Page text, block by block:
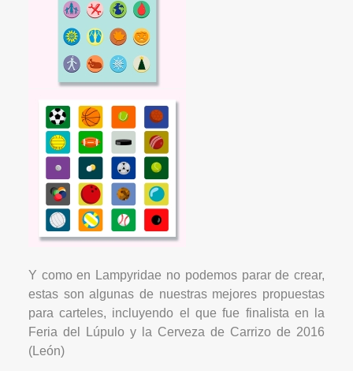
Y como en Lampyridae no podemos parar de crear,
estas son algunas de nuestras mejores propuestas
para carteles, incluyendo el que fue finalista en la
Feria del Lúpulo y la Cerveza de Carrizo de 2016
(León)